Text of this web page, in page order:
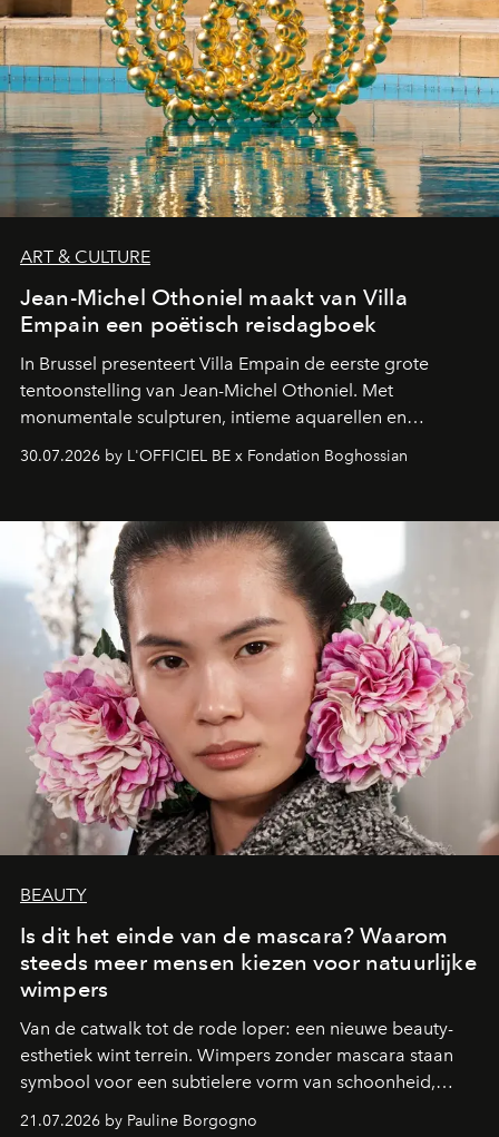
ART & CULTURE
Jean-Michel Othoniel maakt van Villa
Empain een poëtisch reisdagboek
In Brussel presenteert Villa Empain de eerste grote
tentoonstelling van Jean-Michel Othoniel. Met
monumentale sculpturen, intieme aquarellen en
fonkelend Murano-glas creëert de Franse kunstenaar
een emotionele reis waarin elk werk de herinnering
moment van verwondering.
30.07.2026 by L'OFFICIEL BE x Fondation Boghossian
BEAUTY
Is dit het einde van de mascara? Waarom
steeds meer mensen kiezen voor natuurlijke
wimpers
Van de catwalk tot de rode loper: een nieuwe beauty-
esthetiek wint terrein. Wimpers zonder mascara staan
symbool voor een subtielere vorm van schoonheid,
waarin zelfvertrouwen belangrijker is dan een overvloed
21.07.2026 by Pauline Borgogno